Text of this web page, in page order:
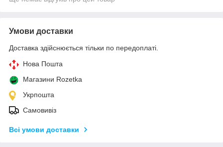
Умови доставки
Доставка здійснюється тільки по передоплаті.
Нова Пошта
Магазини Rozetka
Укрпошта
Самовивіз
Всі умови доставки